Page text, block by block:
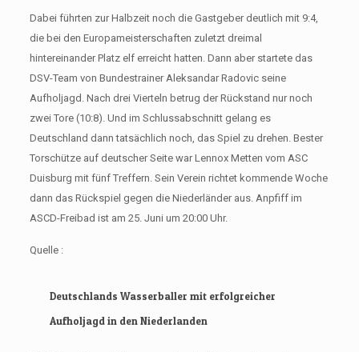
Dabei führten zur Halbzeit noch die Gastgeber deutlich mit 9:4,
die bei den Europameisterschaften zuletzt dreimal
hintereinander Platz elf erreicht hatten. Dann aber startete das
DSV-Team von Bundestrainer Aleksandar Radovic seine
Aufholjagd. Nach drei Vierteln betrug der Rückstand nur noch
zwei Tore (10:8). Und im Schlussabschnitt gelang es
Deutschland dann tatsächlich noch, das Spiel zu drehen. Bester
Torschütze auf deutscher Seite war Lennox Metten vom ASC
Duisburg mit fünf Treffern. Sein Verein richtet kommende Woche
dann das Rückspiel gegen die Niederländer aus. Anpfiff im
ASCD-Freibad ist am 25. Juni um 20:00 Uhr.
Quelle :
Deutschlands Wasserballer mit erfolgreicher
Aufholjagd in den Niederlanden